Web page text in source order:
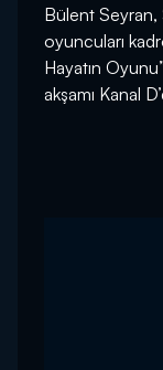
Bülent Seyran,
oyuncuları
Hayatın
akşamı Kanal